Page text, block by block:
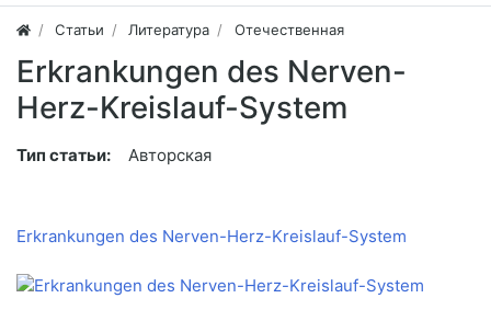
Статьи Литература Отечественная
Erkrankungen des Nerven-
Herz-Kreislauf-System
Тип статьи: Авторская
Erkrankungen des Nerven-Herz-Kreislauf-System